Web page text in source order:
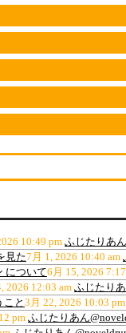
10:49 pm ふじたりあ
見た7月 1, 2026 10:40 am
について6月 15, 2026
2026 12:03 am ふじたり
と 3月 22, 2026 10:03 pm
pm ふじたりあん